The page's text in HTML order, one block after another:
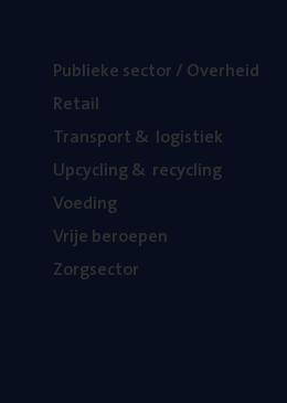
Publie­ke sec­tor / Overheid
Retail
Trans­port& logistiek
Upcy­cling& recycling
Voe­ding
Vrije beroe­pen
Zorg­sec­tor